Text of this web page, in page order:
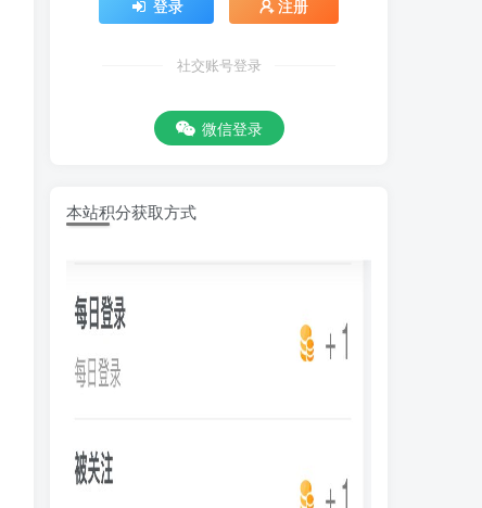
登录 注册
社交账号登录
微信登录
本站积分获取方式